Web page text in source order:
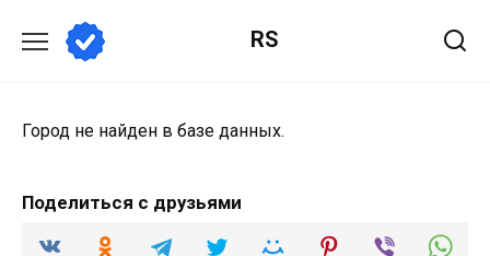
содержанию
RS
Город не найден в базе данных.
Поделиться с друзьями